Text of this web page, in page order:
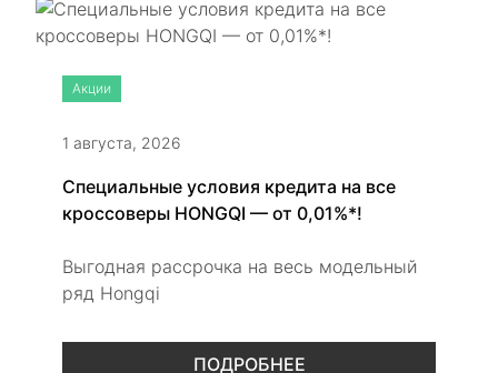
Акции
1 августа, 2026
Специальные условия кредита на все
кроссоверы HONGQI — от 0,01%*!
Выгодная рассрочка на весь модельный
ряд Hongqi
ПОДРОБНЕЕ